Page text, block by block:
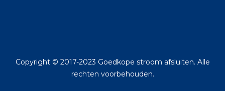
Copyright © 2017-2023 Goedkope stroom afsluiten. Alle
rechten voorbehouden.